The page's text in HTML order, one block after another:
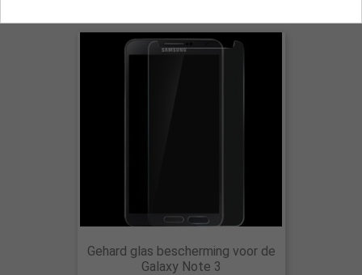
Gehard glas bescherming voor de
Galaxy Note 3